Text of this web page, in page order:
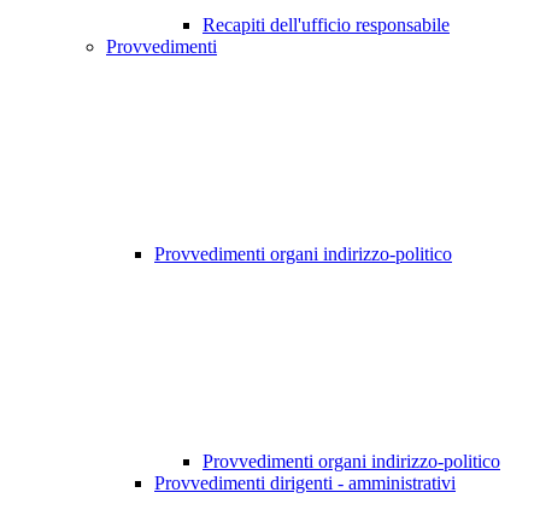
Recapiti dell'ufficio responsabile
Provvedimenti
Provvedimenti organi indirizzo-politico
Provvedimenti organi indirizzo-politico
Provvedimenti dirigenti - amministrativi